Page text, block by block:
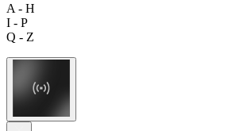
A - H
I - P
Q - Z